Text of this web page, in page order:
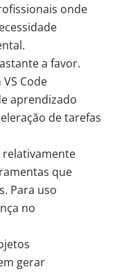
onde
a favor.
Code
aprendizado
de tarefas
relativamente
que
Para uso
no
gerar